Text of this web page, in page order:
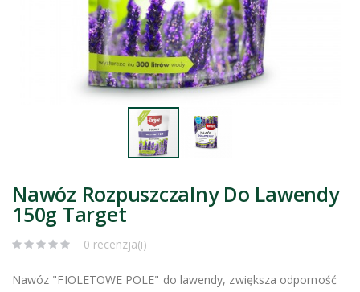
Nawóz Rozpuszczalny Do Lawendy
150g Target
0 recenzja(i)
Nawóz "FIOLETOWE POLE" do lawendy, zwiększa odporność